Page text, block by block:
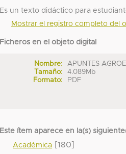
Es un texto didáctico para
Mostrar el registro completo del
Ficheros en el objeto digital
Nombre:
APUNTES
Tamaño:
4.089Mb
Formato:
PDF
Este ítem aparece en la(s)
Académica [180]